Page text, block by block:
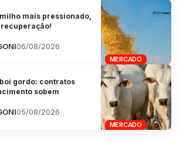
MERCADO
mais pressionado,
06/08/2026
MERCADO
gordo: contratos
sobem
05/08/2026